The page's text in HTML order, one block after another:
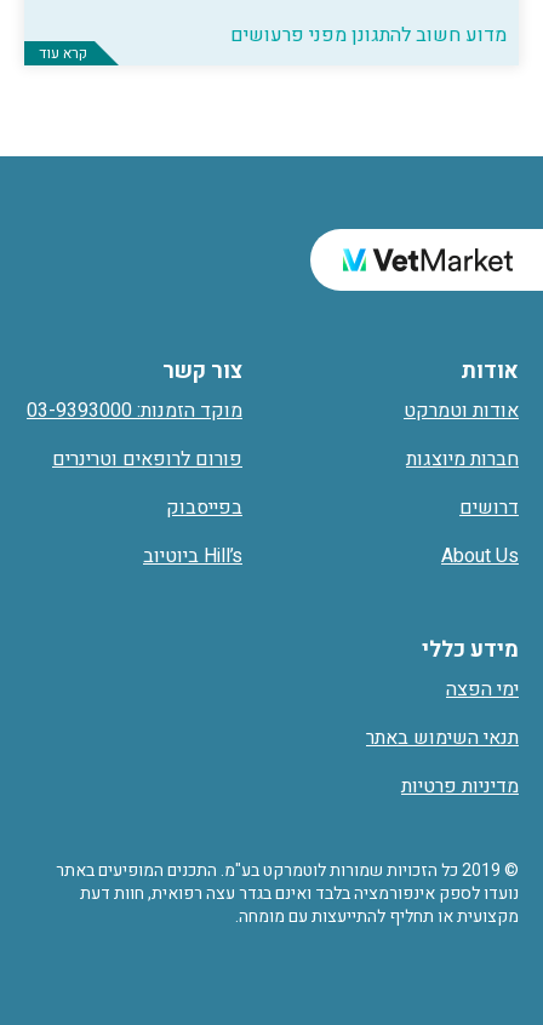
מדוע חשוב להתגונן מפני פרעושים
קרא עוד
אודות
אודות וטמרקט
חברות מיוצגות
דרושים
About Us
מידע כללי
ימי הפצה
תנאי השימוש באתר
מדיניות פרטיות
צור קשר
מוקד הזמנות: 03-9393000
פורום לרופאים וטרינרים
בפייסבוק
Hill’s ביוטיוב
© 2019 כל הזכויות שמורות לוטמרקט בע"מ. התכנים המופיעים באתר
נועדו לספק אינפורמציה בלבד ואינם בגדר עצה רפואית, חוות דעת
מקצועית או תחליף להתייעצות עם מומחה.